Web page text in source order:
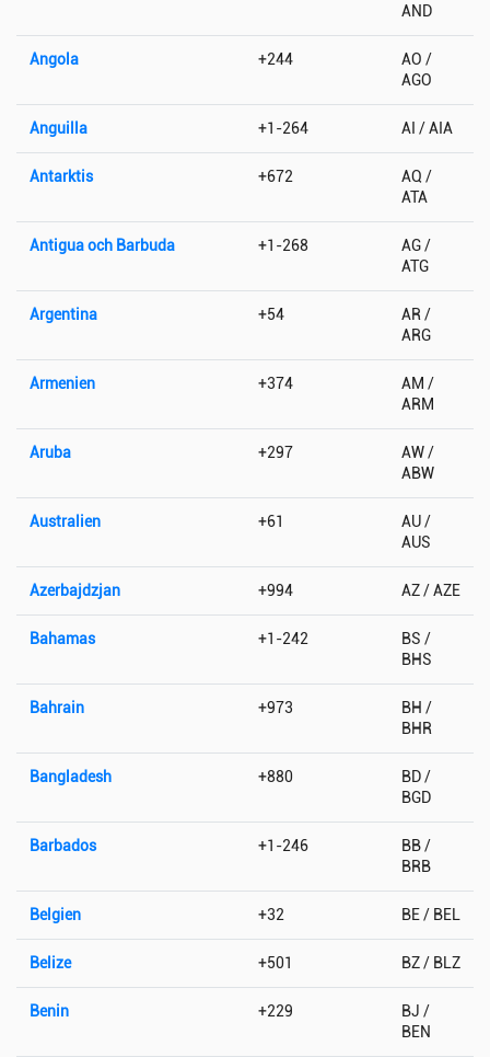
AND
Angola +244
AO /
AGO
Anguilla +1-264 AI / AIA
Antarktis +672
AQ /
ATA
Antigua och Barbuda +1-268
AG /
ATG
Argentina +54
AR /
ARG
Armenien +374
AM /
ARM
Aruba +297
AW /
ABW
Australien +61
AU /
AUS
Azerbajdzjan +994 AZ / AZE
Bahamas +1-242
BS /
BHS
Bahrain +973
BH /
BHR
Bangladesh +880
BD /
BGD
Barbados +1-246
BB /
BRB
Belgien +32 BE / BEL
Belize +501 BZ / BLZ
Benin +229
BJ /
BEN